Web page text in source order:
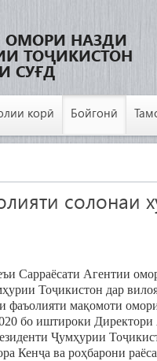
ОМОРИ НАЗДИ
ТОҶИКИСТОН
СУҒД
корӣ Бойгонӣ
солонаи
Сарраёсати Агентии
Тоҷикистон дар
фаъолияти мақомоти
бо иштироки Директори
Ҷумҳурии
Кенҷа ва роҳбарони